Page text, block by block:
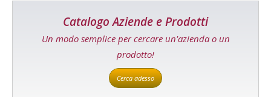
Catalogo Aziende e Prodotti
Un modo semplice per cercare un'azienda o un
prodotto!
Cerca adesso